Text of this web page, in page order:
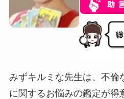
みずキルミな先生は、不倫
に関するお悩みの鑑定が得